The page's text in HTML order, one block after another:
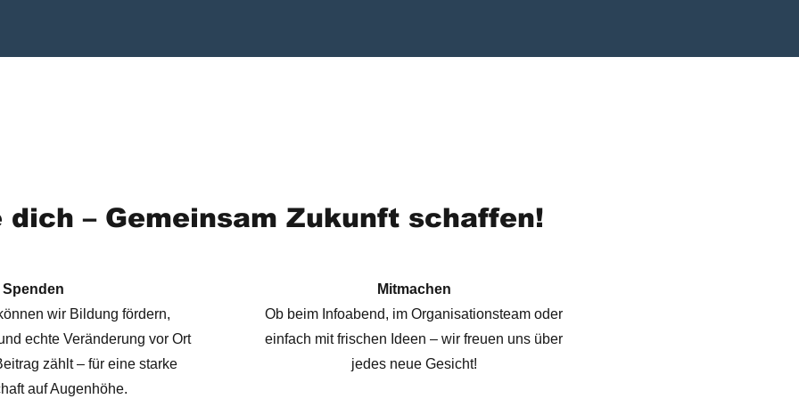
dich – Gemeinsam Zukunft schaffen!
Spenden
wir Bildung fördern,
echte Veränderung vor Ort
zählt – für eine starke
auf Augenhöhe.
Mitmachen
Ob beim Infoabend, im Organisationsteam oder
einfach mit frischen Ideen – wir freuen uns über
jedes neue Gesicht!